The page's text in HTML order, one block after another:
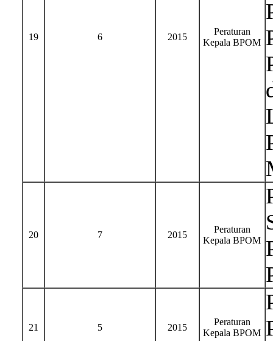
19 6 2015
Peraturan
Kepala BPOM
20 7 2015
Peraturan
Kepala BPOM
21 5 2015
Peraturan
Kepala BPOM